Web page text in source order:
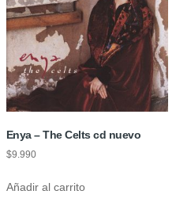
Enya – The Celts cd nuevo
$9.990
Añadir al carrito